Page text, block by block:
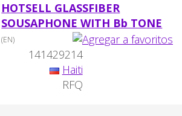
HOTSELL GLASSFIBER
SOUSAPHONE WITH Bb TONE
(EN)
141429214
Haiti
RFQ